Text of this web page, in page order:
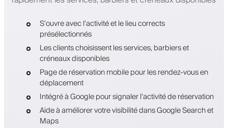
S'ouvre avec l'activité et le lieu corrects
présélectionnés
Les clients choisissent les services, barbiers et
créneaux disponibles
Page de réservation mobile pour les rendez-vous en
déplacement
Intégré à Google pour signaler l'activité de réservation
Aide à améliorer votre visibilité dans Google Search et
Maps